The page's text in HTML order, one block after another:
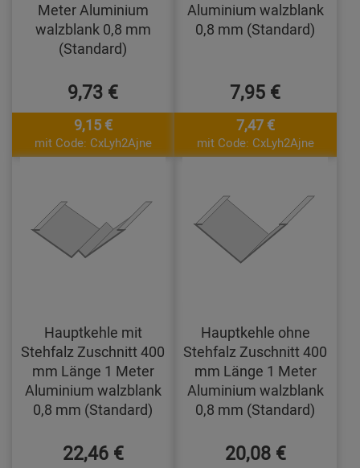
Meter Aluminium
walzblank 0,8 mm
(Standard)
9,73 €
9,15 €
mit Code: CxLyh2Ajne
Aluminium walzblank
0,8 mm (Standard)
7,95 €
7,47 €
mit Code: CxLyh2Ajne
Hauptkehle mit
Stehfalz Zuschnitt 400
mm Länge 1 Meter
Aluminium walzblank
0,8 mm (Standard)
22,46 €
Hauptkehle ohne
Stehfalz Zuschnitt 400
mm Länge 1 Meter
Aluminium walzblank
0,8 mm (Standard)
20,08 €